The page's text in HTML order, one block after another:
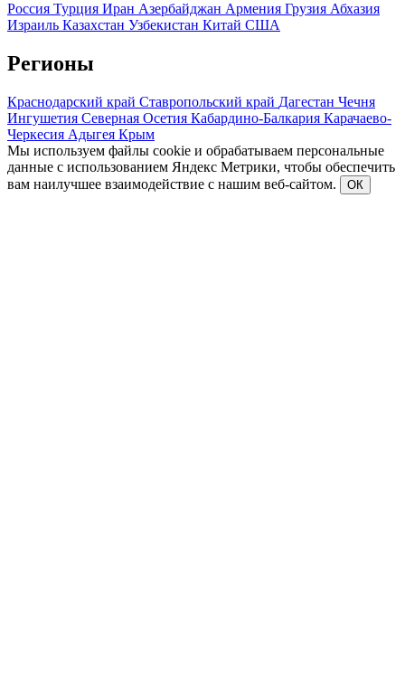
Россия Турция Иран Азербайджан Армения Грузия Абхазия
Израиль Казахстан Узбекистан Китай США
Регионы
Краснодарский край Ставропольский край Дагестан Чечня
Ингушетия Северная Осетия Кабардино-Балкария Карачаево-
Черкесия Адыгея Крым
Мы используем файлы cookie и обрабатываем персональные
данные с использованием Яндекс Метрики, чтобы обеспечить
вам наилучшее взаимодействие с нашим веб-сайтом.
ОК